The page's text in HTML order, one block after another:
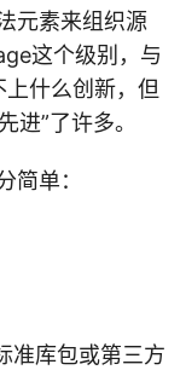
元素来组织源
这个级别，与
什么创新，但
进”了许多。
简单：
准库包或第三方